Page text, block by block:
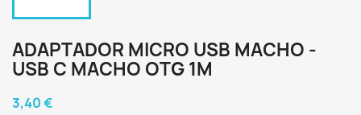
ADAPTADOR MICRO USB MACHO -
USB C MACHO OTG 1M
3,40 €